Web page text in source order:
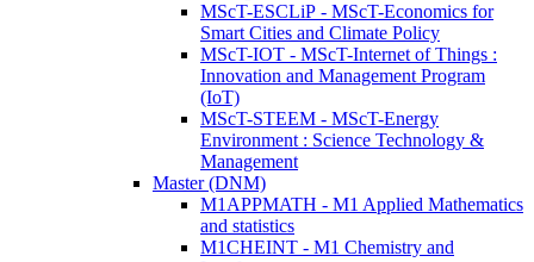
MScT-ESCLiP - MScT-Economics for
Smart Cities and Climate Policy
MScT-IOT - MScT-Internet of Things :
Innovation and Management Program
(IoT)
MScT-STEEM - MScT-Energy
Environment : Science Technology &
Management
Master (DNM)
M1APPMATH - M1 Applied Mathematics
and statistics
M1CHEINT - M1 Chemistry and